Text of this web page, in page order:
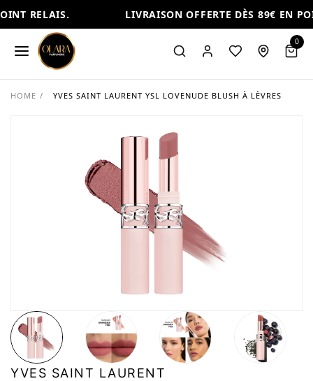
RELAIS. LIVRAISON OFFERTE DÈS 89€ EN
0
HOME / YVES SAINT LAURENT YSL LOVENUDE BLUSH À LÈVRES
YVES SAINT LAURENT